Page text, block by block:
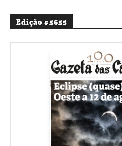
Edição #5655